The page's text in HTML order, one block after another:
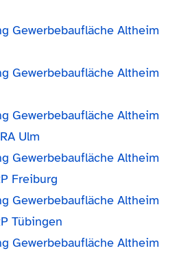
Gewerbebaufläche Altheim
Gewerbebaufläche Altheim
Gewerbebaufläche Altheim
Ulm
Gewerbebaufläche Altheim
Freiburg
Gewerbebaufläche Altheim
Tübingen
Gewerbebaufläche Altheim